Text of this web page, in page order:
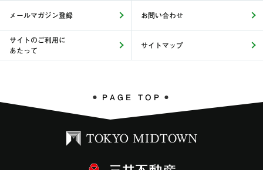
メールマガジン登録 お問い合わせ
サイトのご利用に
あたって
サイトマップ
PAGE TOP